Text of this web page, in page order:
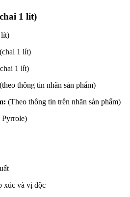
1 lít)
thông tin nhãn sản phẩm)
(Theo thông tin trên nhãn sản phẩm)
Pyrrole)
xúc và vị độc